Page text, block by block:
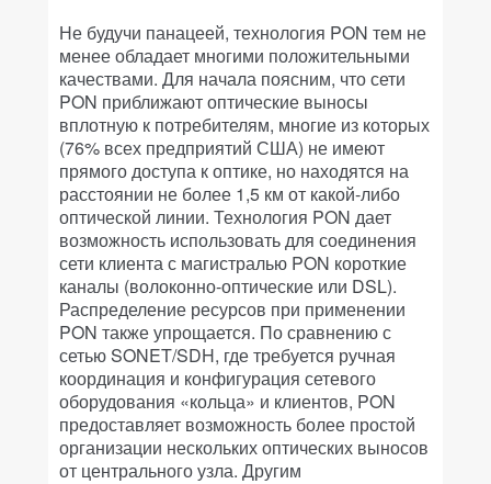
Не будучи панацеей, технология PON тем не
менее обладает многими положительными
качествами. Для начала поясним, что сети
PON приближают оптические выносы
вплотную к потребителям, многие из которых
(76% всех предприятий США) не имеют
прямого доступа к оптике, но находятся на
расстоянии не более 1,5 км от какой-либо
оптической линии. Технология PON дает
возможность использовать для соединения
сети клиента с магистралью PON короткие
каналы (волоконно-оптические или DSL).
Распределение ресурсов при применении
PON также упрощается. По сравнению с
сетью SONET/SDH, где требуется ручная
координация и конфигурация сетевого
оборудования «кольца» и клиентов, PON
предоставляет возможность более простой
организации нескольких оптических выносов
от центрального узла. Другим